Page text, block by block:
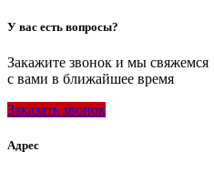
У вас есть вопросы?
Закажите звонок и мы свяжемся
с вами в ближайшее время
Заказать звонок
Адрес